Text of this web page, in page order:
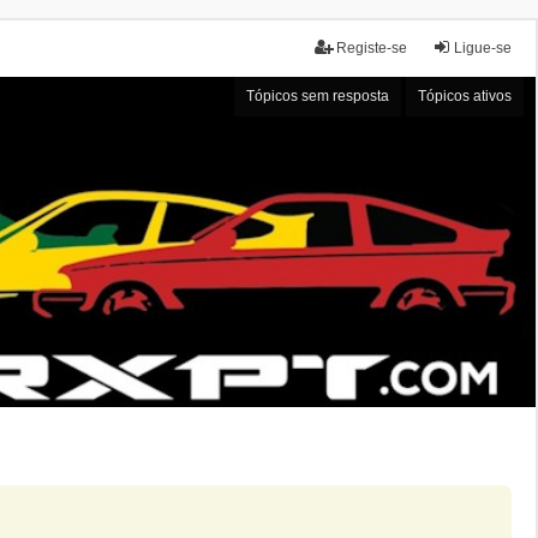
Ligue-se
Registe-se
Tópicos sem resposta Tópicos ativos